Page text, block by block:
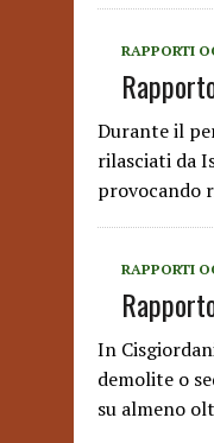
RAPPORTI
Durante il
rilasciati da
provocando
RAPPORTI
In
demolite o
su almeno